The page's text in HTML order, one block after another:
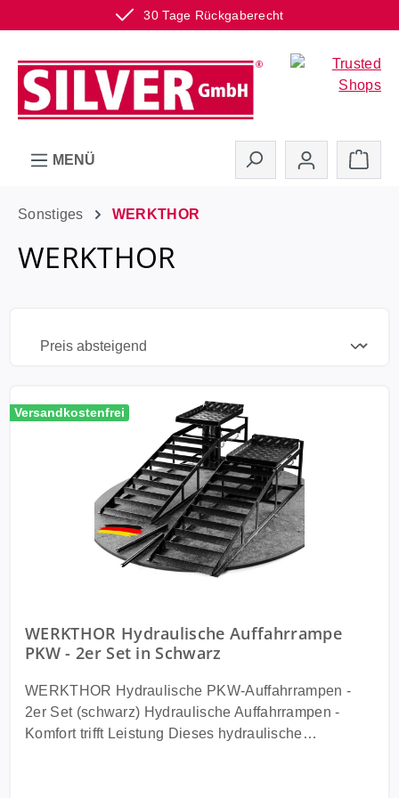
30 Tage Rückgaberecht
Zum Hauptinhalt springen
MENÜ
Sonstiges WERKTHOR
WERKTHOR
Versandkostenfrei
WERKTHOR Hydraulische Auffahrrampe
PKW - 2er Set in Schwarz
WERKTHOR Hydraulische PKW-Auffahrrampen -
2er Set (schwarz) Hydraulische Auffahrrampen -
Komfort trifft Leistung Dieses hydraulische